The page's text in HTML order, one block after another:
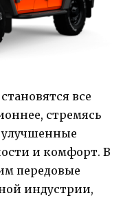
все
стремясь
улучшенные
и комфорт. В
передовые
индустрии,